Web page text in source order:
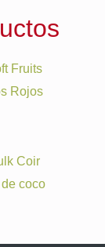
Rojos
coco